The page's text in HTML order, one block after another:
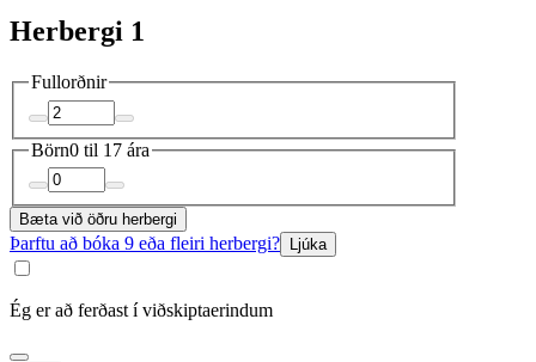
Herbergi 1
Fullorðnir
Börn0 til 17 ára
Bæta við öðru herbergi
Þarftu að bóka 9 eða fleiri herbergi? Ljúka
Ég er að ferðast í viðskiptaerindum